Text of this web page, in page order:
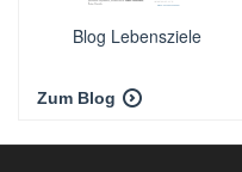
Blog Lebensziele
Zum Blog